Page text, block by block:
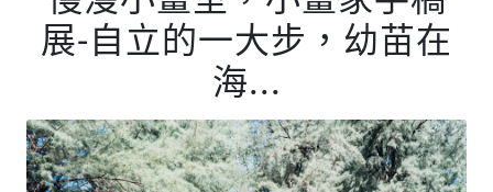
展-自立的一大步，幼苗在
海...